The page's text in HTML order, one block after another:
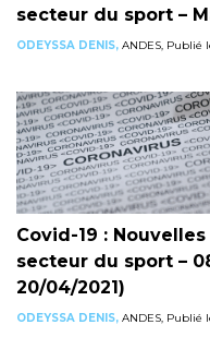
secteur du sport –
ODEYSSA DENIS, ANDES, Publié
Covid-19 :
secteur du sport –
20/04/2021)
ODEYSSA DENIS, ANDES, Publié